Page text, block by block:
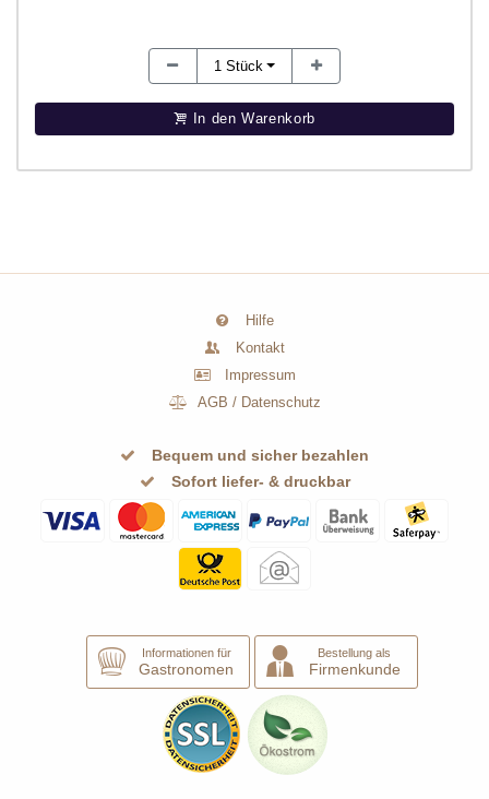
1 Stück
In den Warenkorb
Hilfe
Kontakt
Impressum
AGB / Datenschutz
Bequem und sicher bezahlen
Sofort liefer- & druckbar
Informationen für
Gastronomen
Bestellung als
Firmenkunde